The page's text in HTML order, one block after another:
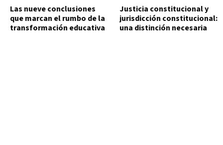
Las nueve conclusiones
que marcan el rumbo de la
transformación educativa
Justicia constitucional y
jurisdicción constitucional:
una distinción necesaria